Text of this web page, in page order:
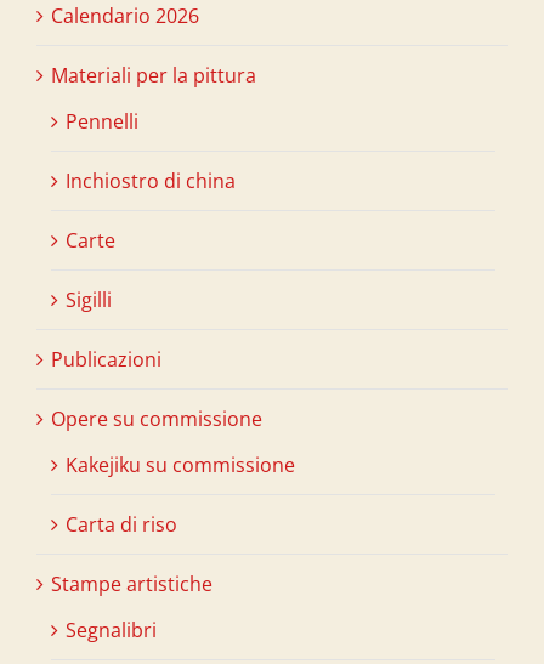
Calendario 2026
Materiali per la pittura
Pennelli
Inchiostro di china
Carte
Sigilli
Publicazioni
Opere su commissione
Kakejiku su commissione
Carta di riso
Stampe artistiche
Segnalibri